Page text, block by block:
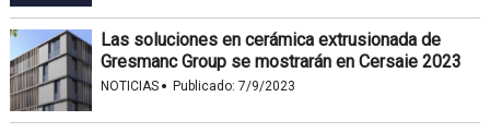
Las soluciones en cerámica extrusionada de
Gresmanc Group se mostrarán en Cersaie 2023
NOTICIAS · Publicado: 7/9/2023